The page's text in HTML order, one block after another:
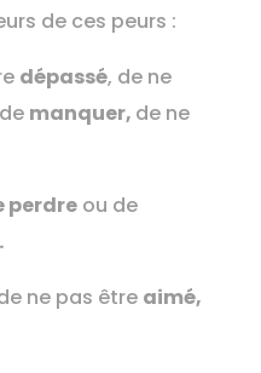
de ces peurs :
dépassé, de ne
manquer, de ne
perdreou de
ne pas être aimé,